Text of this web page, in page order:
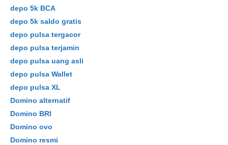
depo 5k BCA
depo 5k saldo gratis
depo pulsa tergacor
depo pulsa terjamin
depo pulsa uang asli
depo pulsa Wallet
depo pulsa XL
Domino alternatif
Domino BRI
Domino ovo
Domino resmi